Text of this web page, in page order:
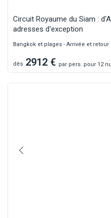
Circuit Royaume du Siam :
adresses d'exception
Bangkok et plages - Arrivée et retour
dès 2912 € par pers. pour 12